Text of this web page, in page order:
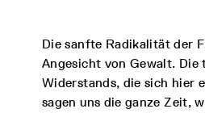
Die sanfte Radikalität der
Angesicht von Gewalt. Die
Widerstands, die sich hier
sagen uns die ganze Zeit,